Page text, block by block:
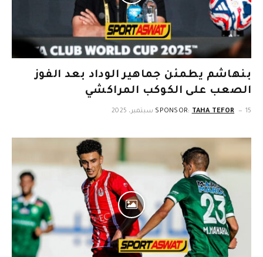
بنهاشم يطمئن جماهير الوداد بعد الفوز
الصعب على الكوكب المراكشي
SPONSOR: TAHA TEFOR 15 سبتمبر، 2025